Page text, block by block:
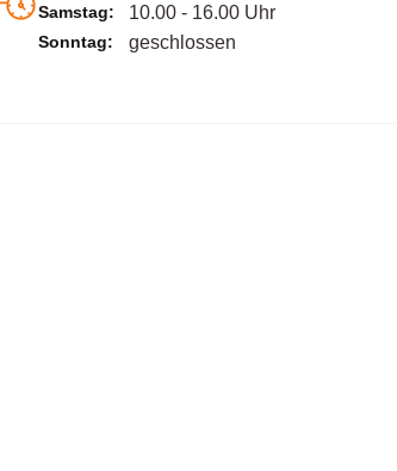
Samstag: 10.00 - 16.00 Uhr
Sonntag: geschlossen